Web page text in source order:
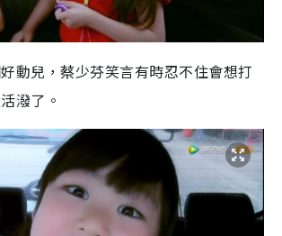
動兒，蔡少芬笑言有時忍不住會想打
潑了。